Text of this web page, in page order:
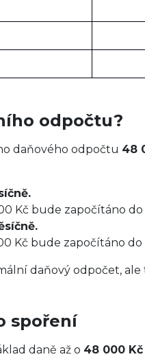
odpočtu?
daňového odpočtu 48
Kč bude započítáno
Kč bude započítáno
daňový odpočet,
spoření
daně až o 48 000